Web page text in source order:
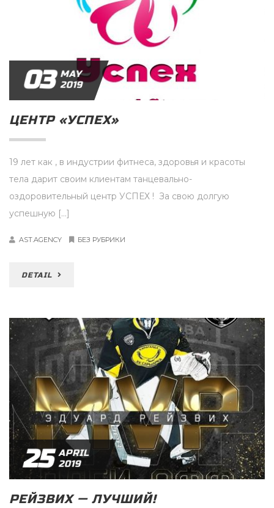
03 MAY
2019
ЦЕНТР «УСПЕХ»
19 лет как , в индустрии фитнеса, здоровья и красоты
тела дарит своим клиентам танцевально-
оздоровительный центр УСПЕХ ! За свою долгую
успешную […]
AST.AGENCY БЕЗ РУБРИКИ
DETAIL
25 APRIL
2019
РЕЙЗВИХ — ЛУЧШИЙ!